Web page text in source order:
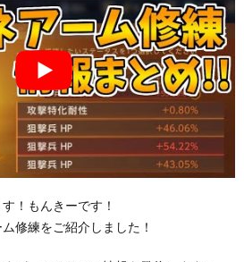
！もんきーです！
修練をご紹介しました！